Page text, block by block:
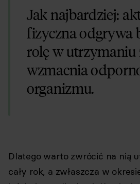
Jak najbardziej:
fizyczna odgrywa
rolę w utrzymaniu
wzmacnia
organizmu.
Dlatego warto zwrócić na nią
cały rok, a zwłaszcza w